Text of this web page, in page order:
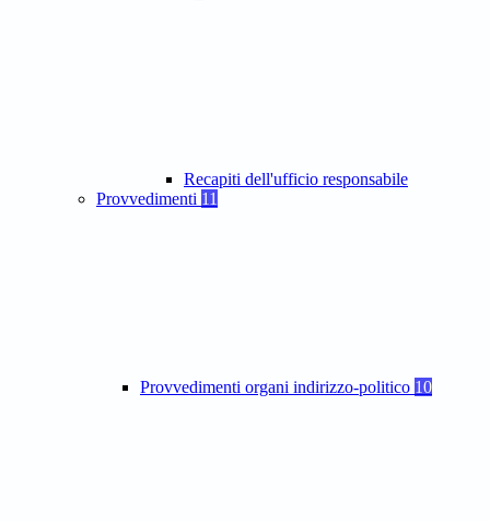
Recapiti dell'ufficio responsabile
Provvedimenti 11
Provvedimenti organi indirizzo-politico 10